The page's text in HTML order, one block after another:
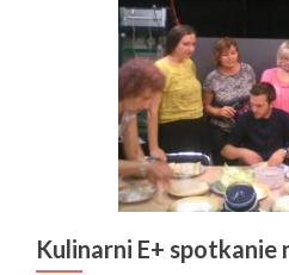
Kulinarni E+ spotkanie